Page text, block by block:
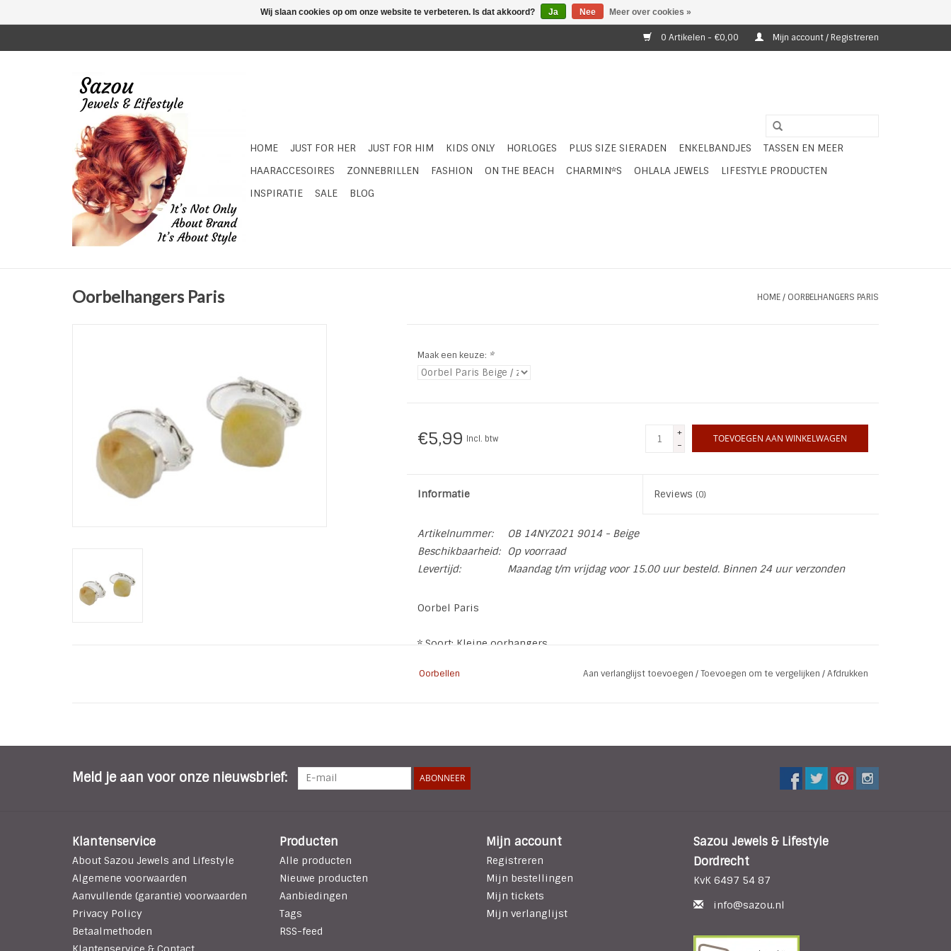
0 Artikelen - €0,00 Mijn account / Registreren
HOME JUST FOR HER JUST FOR HIM KIDS ONLY HORLOGES PLUS SIZE SIERADEN ENKELBANDJES
TASSEN EN MEER
HAARACCESOIRES
ZONNEBRILLEN FASHION ON THE BEACH CHARMIN*S OHLALA JEWELS
LIFESTYLE PRODUCTEN
INSPIRATIE
SALE BLOG
Oorbelhangers Paris HOME/ OORBELHANGERS PARIS
Maak een keuze: *
€5,99 Incl. btw
+
-
TOEVOEGEN AAN WINKELWAGEN
Informatie Reviews (0)
Artikelnummer:
OB 14NYZ021 9014 - Beige
Beschikbaarheid:
Op voorraad
Levertijd:
Maandag t/m vrijdag voor 15.00 uur besteld. Binnen 24 uur verzonden
Oorbel Paris
* Soort: Kleine oorhangers
* Materiaal: Nikkelvrij
Oorbellen Aan verlanglijst toevoegen /Toevoegen om te vergelijken /Afdrukken
Meld je aan voor onze nieuwsbrief: ABONNEER
Klantenservice
About Sazou Jewels and Lifestyle
Algemene voorwaarden
Aanvullende (garantie) voorwaarden
Privacy Policy
Betaalmethoden
Producten
Alle producten
Nieuwe producten
Aanbiedingen
Tags
RSS-feed
Mijn account
Registreren
Mijn bestellingen
Mijn tickets
Mijn verlanglijst
Sazou Jewels & Lifestyle
Dordrecht
KvK 6497 54 87
info@sazou.nl
Wij slaan cookies op om onze website te verbeteren. Is dat akkoord? Ja Nee Meer over cookies »